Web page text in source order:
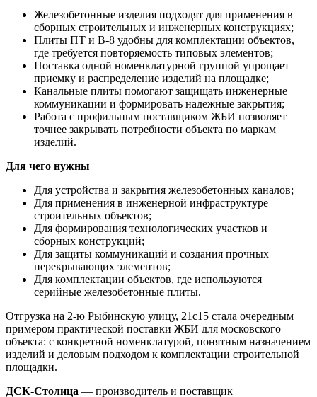
Железобетонные изделия подходят для применения в
сборных строительных и инженерных конструкциях;
Плиты ПТ и В-8 удобны для комплектации объектов,
где требуется повторяемость типовых элементов;
Поставка одной номенклатурной группой упрощает
приемку и распределение изделий на площадке;
Канальные плиты помогают защищать инженерные
коммуникации и формировать надежные закрытия;
Работа с профильным поставщиком ЖБИ позволяет
точнее закрывать потребности объекта по маркам
изделий.
Для чего нужны
Для устройства и закрытия железобетонных каналов;
Для применения в инженерной инфраструктуре
строительных объектов;
Для формирования технологических участков и
сборных конструкций;
Для защиты коммуникаций и создания прочных
перекрывающих элементов;
Для комплектации объектов, где используются
серийные железобетонные плиты.
Отгрузка на 2-ю Рыбинскую улицу, 21с15 стала очередным
примером практической поставки ЖБИ для московского
объекта: с конкретной номенклатурой, понятным назначением
изделий и деловым подходом к комплектации строительной
площадки.
ДСК-Столица — производитель и поставщик